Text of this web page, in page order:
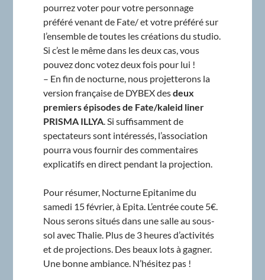
pourrez voter pour votre personnage
préféré venant de Fate/ et votre préféré sur
l’ensemble de toutes les créations du studio.
Si c’est le même dans les deux cas, vous
pouvez donc votez deux fois pour lui !
– En fin de nocturne, nous projetterons la
version française de DYBEX desdeux
premiers épisodes de Fate/kaleid liner
PRISMA ILLYA. Si suffisamment de
spectateurs sont intéressés, l’association
pourra vous fournir des commentaires
explicatifs en direct pendant la projection.
Pour résumer, Nocturne Epitanime du
samedi 15 février, à Epita. L’entrée coute 5€.
Nous serons situés dans une salle au sous-
sol avec Thalie. Plus de 3 heures d’activités
et de projections. Des beaux lots à gagner.
Une bonne ambiance. N’hésitez pas !